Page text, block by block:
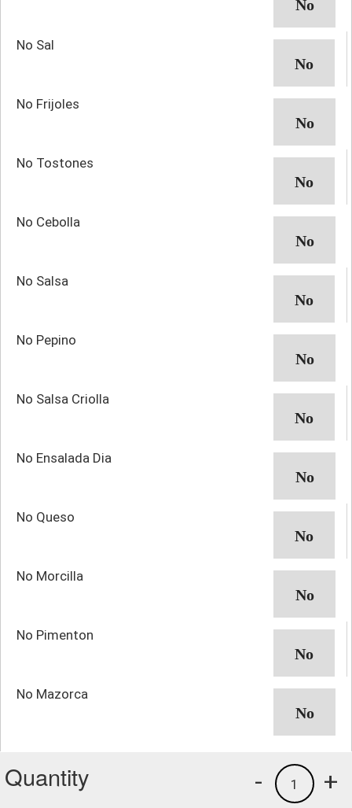
No Sal
No Frijoles
No Tostones
No Cebolla
No Salsa
No Pepino
No Salsa Criolla
No Ensalada Dia
No Queso
No Morcilla
No Pimenton
No Mazorca
Quantity +
1
-